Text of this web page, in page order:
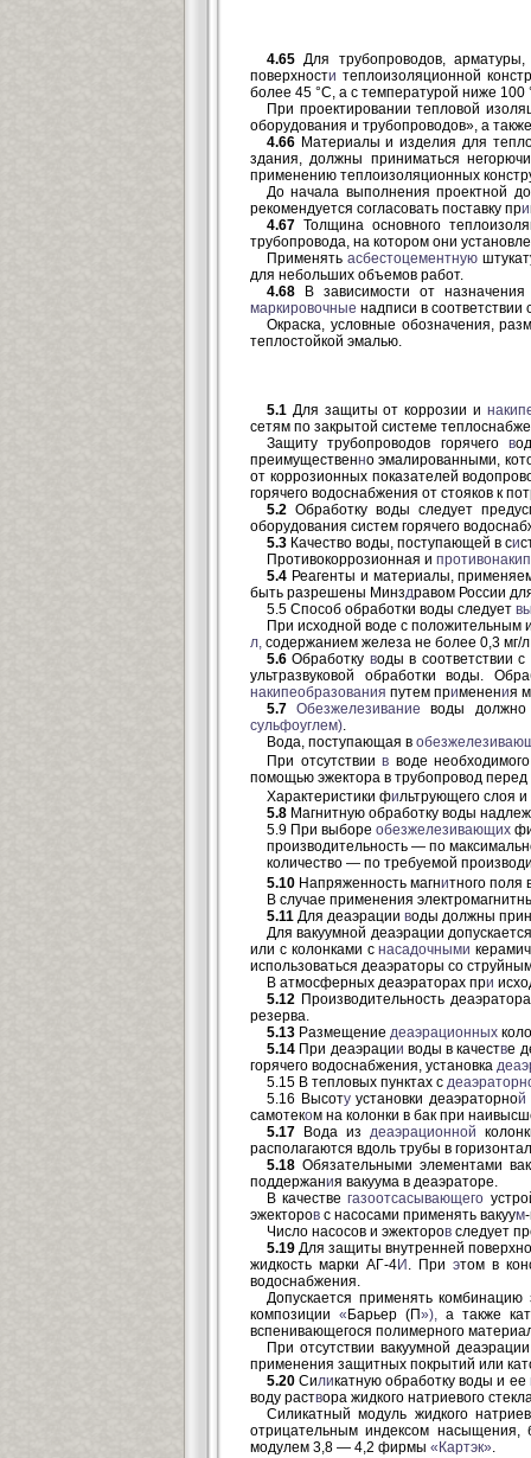
4.65 Для трубопроводов,
поверхности теплоизоляционной
более 45 °С, а с температурой ниже
При проектировании тепловой
оборудования и трубопроводов», а
4.66 Материалы и изделия для
здания, должны приниматься
применению теплоизоляционных
До начала выполнения проектной
рекомендуется согласовать поставку при
4.67 Толщина основного
трубопровода, на котором они
Применять асбестоцементную
для небольших объемов работ.
4.68 В зависимости от
маркировочные надписи в
Окраска, условные обозначения,
теплостойкой эмалью.
5.1 Для защиты от коррозии и
сетям по закрытой системе
Защиту трубопроводов горячего в
преимущественно эмалированными,
от коррозионных показателей
горячего водоснабжения от стояков к
5.2 Обработку воды следует
оборудования систем горячего
5.3 Качество воды, поступающей в си
Противокоррозионная и
5.4 Реагенты и материалы,
быть разрешены Минздравом России
5.5 Способ обработки воды следует
При исходной воде с положительным
л, содержанием железа не более 0,3 мг/
5.6 Обработку воды в соответствии
ультразвуковой обработки воды.
накипеобразования путем применения
5.7 Обезжелезивание воды должно
сульфоуглем)
Вода, поступающая в
При отсутствии в воде
помощью эжектора в трубопровод
Характеристики фильтрующего слоя и
5.8 Магнитную обработку воды надлеж
5.9 При выборе обезжелезивающих
производительность — по
количество — по требуемой
5.10 Напряженность магнитного поля
В случае применения
5.11 Для деаэрации воды должны
Для вакуумной деаэрации
или с колонками снасадочными
использоваться деаэраторы со
В атмосферных деаэраторах при
5.12 Производительность
резерва.
5.13 Размещение деаэрационных
5.14 При деаэрации воды в качестве
горячего водоснабжения, установка
5.15 В тепловых пунктах с
5.16 Высотуустановки деаэраторной
самотеком на колонки в бак при
5.17 Вода из деаэрационной
располагаются вдоль трубы в
5.18 Обязательными элементами
поддержания вакуума в деаэраторе.
В качествегазоотсасывающего
эжекторов с насосами применять вакуум
Число насосов и эжекторов следует
5.19 Для защиты внутренней
жидкость марки АГ-4И . При этом в
водоснабжения.
Допускается применять
композиции « Барьер (П»),а также
вспенивающегося полимерного
При отсутствии вакуумной
применения защитных покрытий или
5.20 Силикатную обработку воды и ее
воду раствора жидкого натриевого
Силикатный модуль жидкого
отрицательным индексом
модулем 3,8 — 4,2 фирмы «Картэк».